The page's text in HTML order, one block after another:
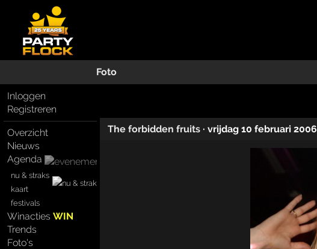
Foto
Inloggen
Registreren
Overzicht
Nieuws
Agenda
nu & straks
kaart
festivals
WinactiesWIN
Trends
Foto's
The forbidden fruits · vrijdag 10 februari 2006